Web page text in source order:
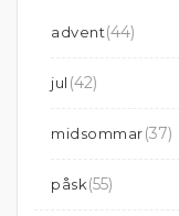
advent(44)
jul (42)
midsommar(37)
påsk(55)